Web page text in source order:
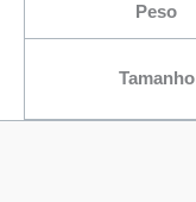
Peso
Tamanho